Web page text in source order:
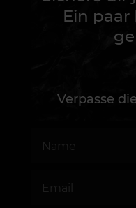
Ein paar
Verpasse